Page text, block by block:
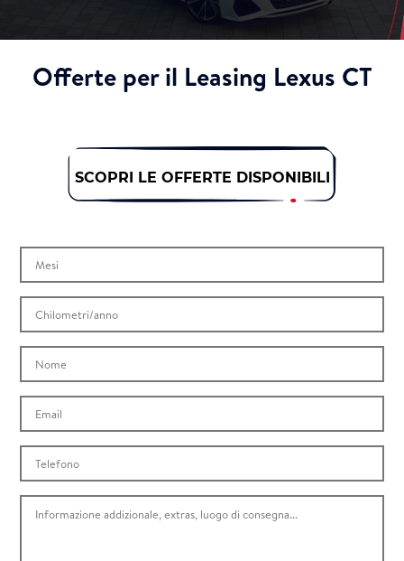
Offerte per il Leasing Lexus CT
SCOPRI LE OFFERTE DISPONIBILI